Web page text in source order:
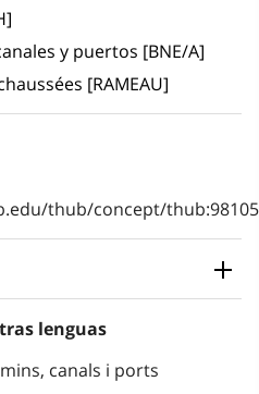
y puertos [BNE/A]
[RAMEAU]
thub/concept/
lenguas
canals i ports